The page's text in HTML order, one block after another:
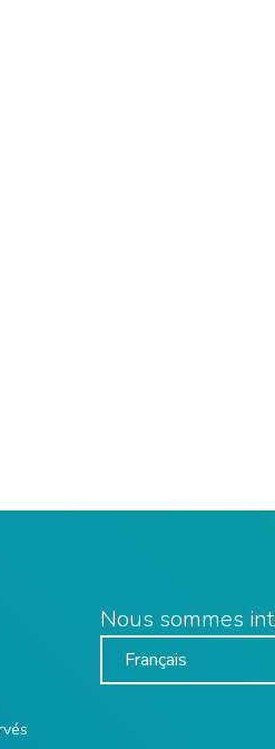
Nous sommes